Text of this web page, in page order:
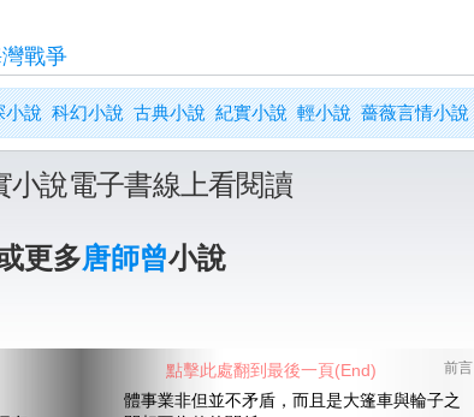
戰爭
小說 科幻小說 古典小說 紀實小說 輕小說 薔薇言情小說
小說電子書線上看閱讀
更多唐師曾小說
前言
體事業非但並不矛盾，而且是大篷車與輪子之
點擊此處翻到最後一頁(End)